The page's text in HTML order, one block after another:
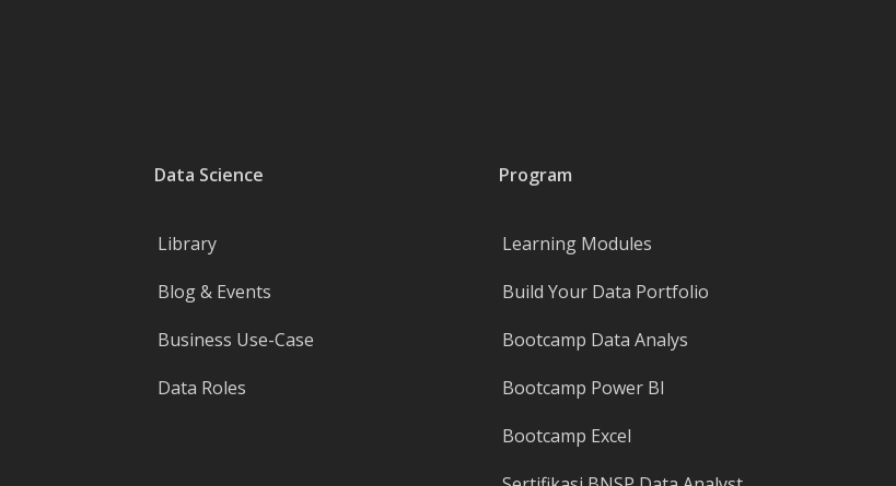
Data Science
Library
Blog & Events
Business Use-Case
Data Roles
Program
Learning Modules
Build Your Data Portfolio
Bootcamp Data Analys
Bootcamp Power BI
Bootcamp Excel